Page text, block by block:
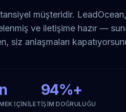
müşteridir.
ve iletişime hazır —
siz anlaşmaları
IÇIN
94%+
İLETIŞIM DOĞRULUĞU